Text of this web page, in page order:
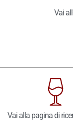
Vai
Vai alla pagina di